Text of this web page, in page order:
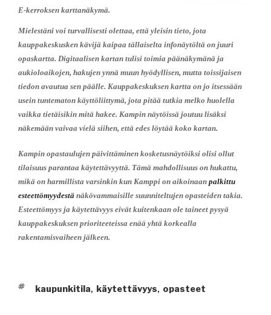
E-kerroksen karttanäkymä.
Mielestäni voi turvallisesti olettaa, että yleisin tieto, jota
kauppakeskusken kävijä kaipaa tällaiselta infonäytöltä on juuri
opaskartta. Digitaalisen kartan tulisi toimia päänäkymänä ja
aukioloaikojen, hakujen ynnä muun hyödyllisen, mutta toissijaisen
tiedon avautua sen päälle. Kauppakeskuksen kartta on jo itsessään
usein tuntematon käyttöliittymä, jota pitää tutkia melko huolella
vaikka tietäisikin mitä hakee. Kampin näytöissä joutuu lisäksi
näkemään vaivaa vielä siihen, että edes löytää koko kartan.
Kampin opastaulujen päivittäminen kosketusnäytöiksi olisi ollut
tilaisuus parantaa käytettävyyttä. Tämä mahdollisuus on hukattu,
mikä on harmillista varsinkin kun Kamppi on aikoinaan palkittu
esteettömyydestä näkövammaisille suunniteltujen opasteiden takia.
Esteettömyys ja käytettävyys eivät kuitenkaan ole taineet pysyä
kauppakeskuksen prioriteeteissa enää yhtä korkealla
rakentamisvaiheen jälkeen.
AVAINSANAT
kaupunkitila, käytettävyys, opasteet